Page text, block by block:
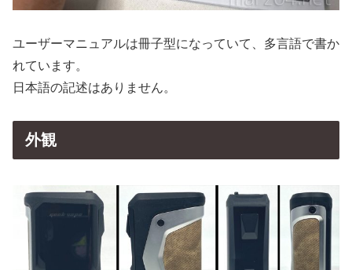
ユーザーマニュアルは冊子型になっていて、多言語で書か
れています。
日本語の記述はありません。
外観